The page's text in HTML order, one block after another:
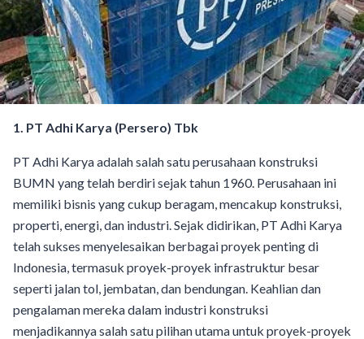
1. PT Adhi Karya (Persero) Tbk
PT Adhi Karya adalah salah satu perusahaan konstruksi
BUMN yang telah berdiri sejak tahun 1960. Perusahaan ini
memiliki bisnis yang cukup beragam, mencakup konstruksi,
properti, energi, dan industri. Sejak didirikan, PT Adhi Karya
telah sukses menyelesaikan berbagai proyek penting di
Indonesia, termasuk proyek-proyek infrastruktur besar
seperti jalan tol, jembatan, dan bendungan. Keahlian dan
pengalaman mereka dalam industri konstruksi
menjadikannya salah satu pilihan utama untuk proyek-proyek